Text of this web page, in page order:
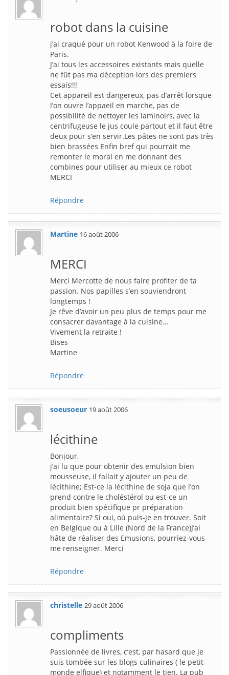
robot dans la cuisine
j’ai craqué pour un robot Kenwood à la foire de
Paris.
J’ai tous les accessoires existants mais quelle
ne fût pas ma déception lors des premiers
essais!!!
Cet appareil est dangereux, pas d’arrêt lorsque
l’on ouvre l’appaeil en marche, pas de
possibilité de nettoyer les laminoirs, avec la
centrifugeuse le jus coule partout et il faut être
deux pour s’en servir.Les pâtes ne sont pas très
bien brassées Enfin bref qui pourrait me
remonter le moral en me donnant des
combines pour utiliser au mieux ce robot
MERCI
Répondre
Martine 16 août 2006
MERCI
Merci Mercotte de nous faire profiter de ta
passion. Nos papilles s’en souviendront
longtemps !
Je rêve d’avoir un peu plus de temps pour me
consacrer davantage à la cuisine…
Vivement la retraite !
Bises
Martine
Répondre
soeusoeur 19 août 2006
lécithine
Bonjour,
j’ai lu que pour obtenir des emulsion bien
mousseuse, il fallait y ajouter un peu de
lécithine; Est-ce la lécithine de soja que l’on
prend contre le choléstérol ou est-ce un
produit bien spécifique pr préparation
alimentaire? Si oui, où puis-je en trouver. Soit
en Belgique ou à Lille (Nord de la France)J’ai
hâte de réaliser des Emusions, pourriez-vous
me renseigner. Merci
Répondre
christelle 29 août 2006
compliments
Passionnée de livres, c’est, par hasard que je
suis tombée sur les blogs culinaires ( le petit
monde elfique) et notamment le tien. La pub